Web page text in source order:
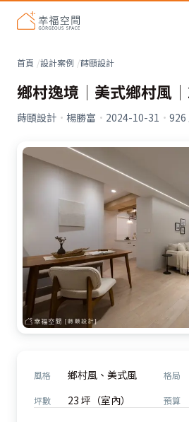
首頁 設計案例 蒔頤設計
鄉村逸境│美式鄉村風
蒔頤設計 · 楊勝富 · 2024-10-31 · 926
風格 鄉村風、美式風 格局
坪數 23 坪（室內） 預算